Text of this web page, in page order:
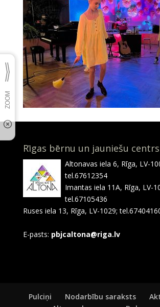
Rīgas bērnu un jauniešu
Altonavas iela 6, Rīga, LV-
tel.67612354
Imantas iela 11A, Rīga, LV-
tel.67105436
Ruses iela 13, Rīga, LV-1029;
E-pasts: pbjcaltona@riga.lv
Pulciņi Nodarbību saraksts